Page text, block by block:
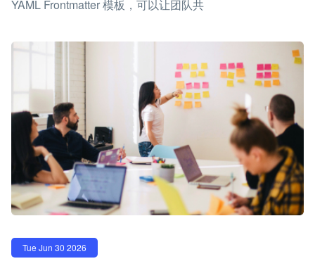
YAML Frontmatter 模板，可以让团队共
Tue Jun 30 2026